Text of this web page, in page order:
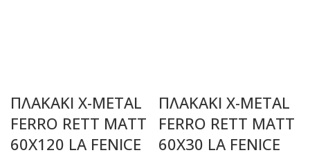
ΠΛΑΚΑΚΙ X-METAL
FERRO RETT MATT
60X120 LA FENICE
ΠΛΑΚΑΚΙ X-METAL
FERRO RETT MATT
60X30 LA FENICE